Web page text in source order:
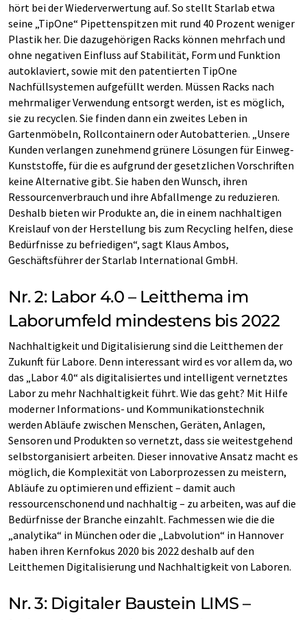
hört bei der Wiederverwertung auf. So stellt Starlab etwa
seine „TipOne“ Pipettenspitzen mit rund 40 Prozent weniger
Plastik her. Die dazugehörigen Racks können mehrfach und
ohne negativen Einfluss auf Stabilität, Form und Funktion
autoklaviert, sowie mit den patentierten TipOne
Nachfüllsystemen aufgefüllt werden. Müssen Racks nach
mehrmaliger Verwendung entsorgt werden, ist es möglich,
sie zu recyclen. Sie finden dann ein zweites Leben in
Gartenmöbeln, Rollcontainern oder Autobatterien. „Unsere
Kunden verlangen zunehmend grünere Lösungen für Einweg-
Kunststoffe, für die es aufgrund der gesetzlichen Vorschriften
keine Alternative gibt. Sie haben den Wunsch, ihren
Ressourcenverbrauch und ihre Abfallmenge zu reduzieren.
Deshalb bieten wir Produkte an, die in einem nachhaltigen
Kreislauf von der Herstellung bis zum Recycling helfen, diese
Bedürfnisse zu befriedigen“, sagt Klaus Ambos,
Geschäftsführer der Starlab International GmbH.
Nr. 2: Labor 4.0 – Leitthema im
Laborumfeld mindestens bis 2022
Nachhaltigkeit und Digitalisierung sind die Leitthemen der
Zukunft für Labore. Denn interessant wird es vor allem da, wo
das „Labor 4.0“ als digitalisiertes und intelligent vernetztes
Labor zu mehr Nachhaltigkeit führt. Wie das geht? Mit Hilfe
moderner Informations- und Kommunikationstechnik
werden Abläufe zwischen Menschen, Geräten, Anlagen,
Sensoren und Produkten so vernetzt, dass sie weitestgehend
selbstorganisiert arbeiten. Dieser innovative Ansatz macht es
möglich, die Komplexität von Laborprozessen zu meistern,
Abläufe zu optimieren und effizient – damit auch
ressourcenschonend und nachhaltig – zu arbeiten, was auf die
Bedürfnisse der Branche einzahlt. Fachmessen wie die die
„analytika“ in München oder die „Labvolution“ in Hannover
haben ihren Kernfokus 2020 bis 2022 deshalb auf den
Leitthemen Digitalisierung und Nachhaltigkeit von Laboren.
Nr. 3: Digitaler Baustein LIMS –